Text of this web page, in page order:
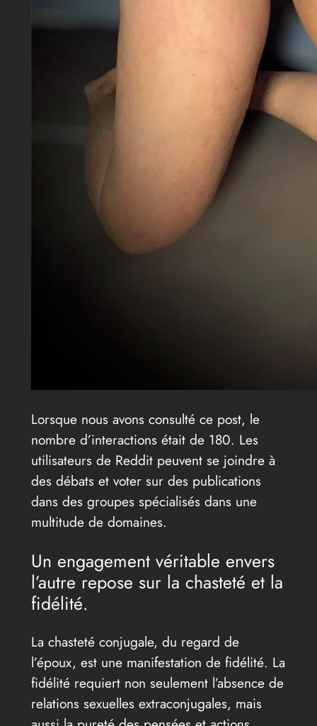
Lorsque nous avons consulté ce post, le
nombre d’interactions était de 180. Les
utilisateurs de Reddit peuvent se joindre à
des débats et voter sur des publications
dans des groupes spécialisés dans une
multitude de domaines.
Un engagement véritable envers
l’autre repose sur la chasteté et la
fidélité.
La chasteté conjugale, du regard de
l’époux, est une manifestation de fidélité. La
fidélité requiert non seulement l’absence de
relations sexuelles extraconjugales, mais